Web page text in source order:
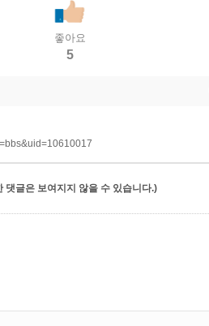
좋아요
5
댓글은 보여지지 않을 수 있습니다.)